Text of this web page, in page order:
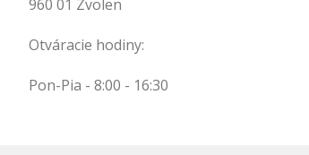
960 01 Zvolen
Otváracie hodiny:
Pon-Pia - 8:00 - 16:30